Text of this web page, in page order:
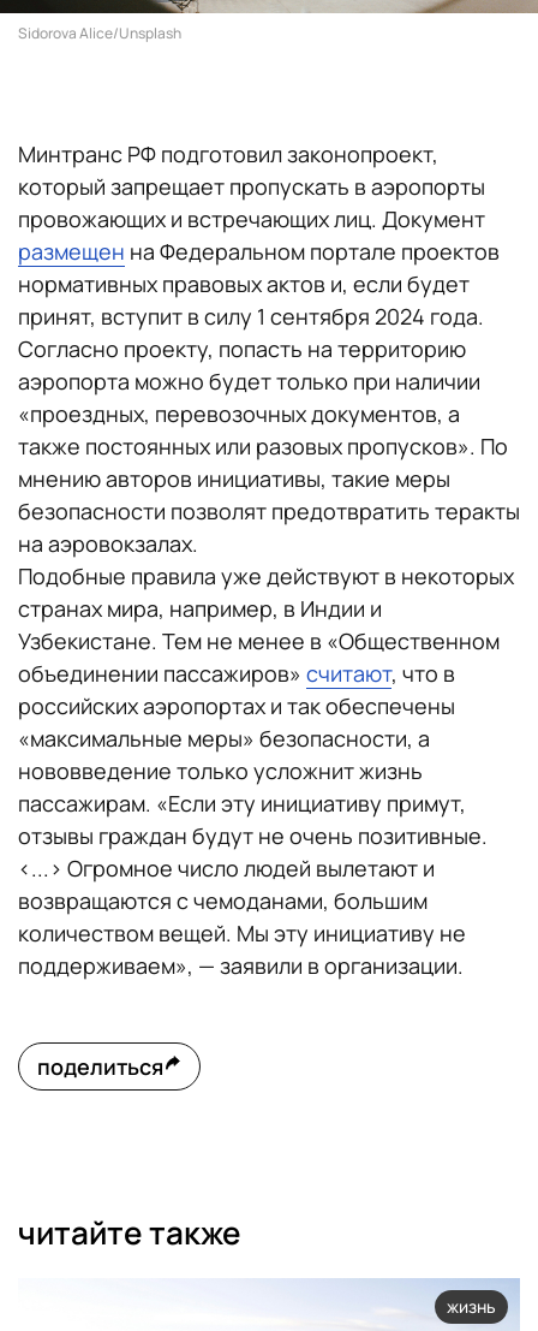
Sidorova Alice/Unsplash
Минтранс РФ подготовил законопроект,
который запрещает пропускать в аэропорты
провожающих и встречающих лиц. Документ
размещен на Федеральном портале проектов
нормативных правовых актов и, если будет
принят, вступит в силу 1 сентября 2024 года.
Согласно проекту, попасть на территорию
аэропорта можно будет только при наличии
«проездных, перевозочных документов, а
также постоянных или разовых пропусков». По
мнению авторов инициативы, такие меры
безопасности позволят предотвратить теракты
на аэровокзалах.
Подобные правила уже действуют в некоторых
странах мира, например, в Индии и
Узбекистане. Тем не менее в «Общественном
объединении пассажиров» считают, что в
российских аэропортах и так обеспечены
«максимальные меры» безопасности, а
нововведение только усложнит жизнь
пассажирам. «Если эту инициативу примут,
отзывы граждан будут не очень позитивные.
<...> Огромное число людей вылетают и
возвращаются с чемоданами, большим
количеством вещей. Мы эту инициативу не
поддерживаем», — заявили в организации.
поделиться
читайте также
жизнь